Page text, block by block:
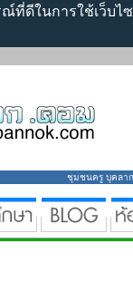
ที่ดีในการใช้เว็บ
ชุมชนครู บุคลาก